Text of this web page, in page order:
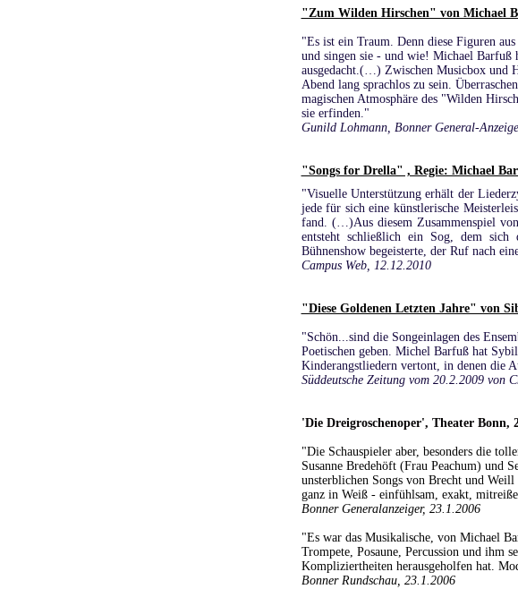
"Zum Wilden Hirschen" von Michael
"Es ist ein Traum. Denn diese Figuren
und singen sie - und wie! Michael Barfuß
ausgedacht.(…) Zwischen Musicbox und
Abend lang sprachlos zu sein.
magischen Atmosphäre des "Wilden
sie erfinden."
Gunild Lohmann, Bonner General-
"Songs for Drella" , Regie: Michael
"Visuelle Unterstützung erhält der
jede für sich eine künstlerische
fand. (…)Aus diesem Zusammenspiel
entsteht schließlich ein Sog, dem
Bühnenshow begeisterte, der Ruf nach
Campus Web, 12.12.2010
"Diese Goldenen Letzten Jahre" von
"Schön...sind die Songeinlagen des
Poetischen geben. Michel Barfuß hat
Kinderangstliedern vertont, in denen die
Süddeutsche Zeitung vom 20.2.2009 von
'Die Dreigroschenoper', Theater Bonn,
"Die Schauspieler aber, besonders die
Susanne Bredehöft (Frau Peachum) und
unsterblichen Songs von Brecht und
ganz in Weiß - einfühlsam, exakt,
Bonner Generalanzeiger, 23.1.2006
"Es war das Musikalische, von Michael
Trompete, Posaune, Percussion und ihm
Kompliziertheiten herausgeholfen hat.
Bonner Rundschau, 23.1.2006